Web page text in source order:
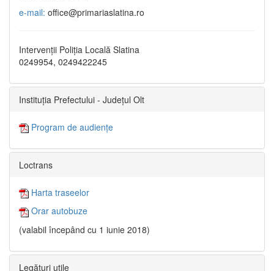
e-mail: office@primariaslatina.ro
Intervenții Poliția Locală Slatina
0249954, 0249422245
Instituția Prefectului - Județul Olt
Program de audiențe
Loctrans
Harta traseelor
Orar autobuze
(valabil începând cu 1 iunie 2018)
Legături utile